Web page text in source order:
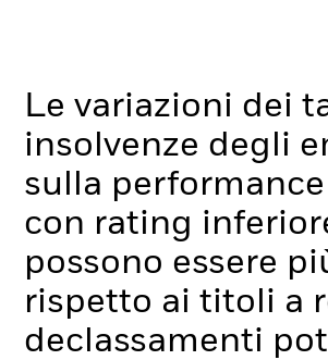
Le variazioni dei
insolvenze degli
sulla
con rating
possono essere
rispetto ai titoli a
declassamenti